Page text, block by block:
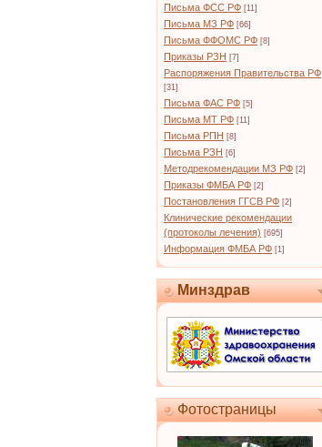
Письма ФСС РФ [11]
Письма МЗ РФ [66]
Письма ФФОМС РФ [8]
Приказы РЗН [7]
Распоряжения Правительства РФ
[31]
Письма ФАС РФ [5]
Письма МТ РФ [11]
Письма РПН [8]
Письма РЗН [6]
Методрекомендации МЗ РФ [2]
Приказы ФМБА РФ [2]
Постановления ГГСВ РФ [2]
Клинические рекомендации
(протоколы лечения) [695]
Информация ФМБА РФ [1]
Минздрав
Фотостраницы